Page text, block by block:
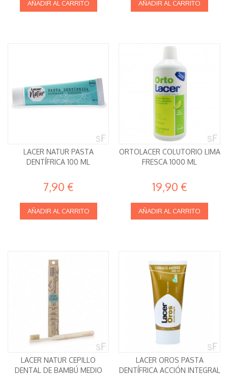
AÑADIR AL CARRITO AÑADIR AL CARRITO
LACER NATUR PASTA
DENTÍFRICA 100 ML
7,90 €
AÑADIR AL CARRITO
ORTOLACER COLUTORIO LIMA
FRESCA 1000 ML
19,90 €
AÑADIR AL CARRITO
LACER NATUR CEPILLO
DENTAL DE BAMBÚ MEDIO
LACER OROS PASTA
DENTÍFRICA ACCIÓN INTEGRAL